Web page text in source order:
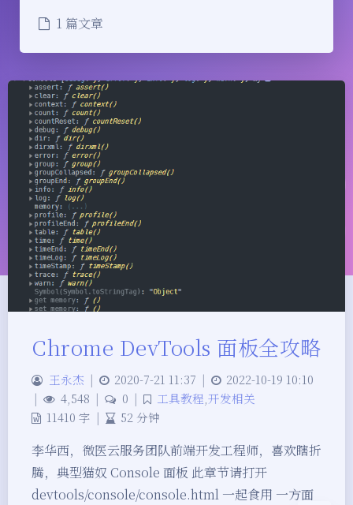
夜间模式
浅阴影 深阴影
关闭 日落 暗化 灰度
1 篇文章
Chrome DevTools 面板全攻略
王永杰 | 2020-7-21 11:37 |
2022-10-19 10:10
|
4,548 | 0 | 工具教程 开发相关
11410 字 | 52 分钟
李华西，微医云服务团队前端开发工程师，喜欢瞎折
腾，典型猫奴 Console 面板 此章节请打开
devtools/console/console.html 一起食用 一方面